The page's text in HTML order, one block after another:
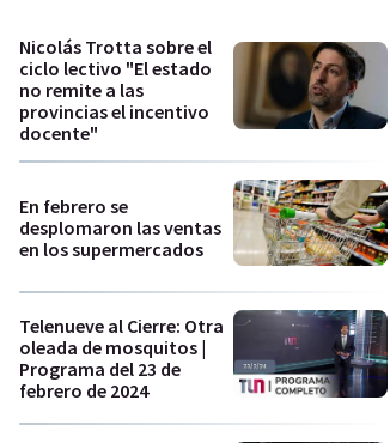
Nicolás Trotta sobre el
ciclo lectivo "El estado
no remite a las
provincias el incentivo
docente"
En febrero se
desplomaron las ventas
en los supermercados
Telenueve al Cierre: Otra
oleada de mosquitos |
Programa del 23 de
febrero de 2024